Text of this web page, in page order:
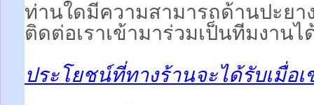
ท่านใดมีความสามารถด้านปะย
ติดต่อเราเข้ามาร่วมเป็นทีมงานไ
ประโยชน์ที่ทางร้านจะได้รับเมื่อเ